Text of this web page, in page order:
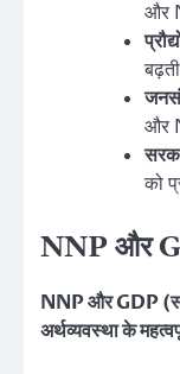
और
और
को
NNP और
NNP और GDP
अर्थव्यवस्था के